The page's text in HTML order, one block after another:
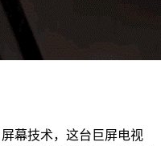
幕技术，这台巨屏电视